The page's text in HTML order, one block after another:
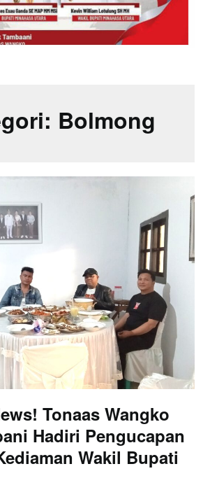
Bolmong
Tonaas Wangko
Hadiri Pengucapan
Wakil Bupati